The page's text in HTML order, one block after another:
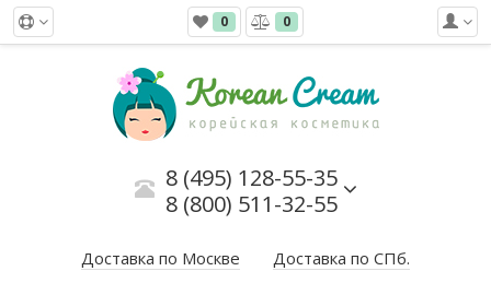
0 0
8 (495) 128-55-35
8 (800) 511-32-55
Доставка по Москве
Доставка по СПб.